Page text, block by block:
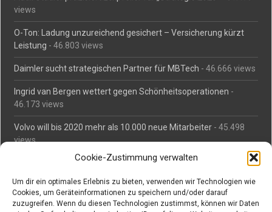
Cookie-Zustimmung verwalten
Um dir ein optimales Erlebnis zu bieten, verwenden wir Technologien wie
Cookies, um Geräteinformationen zu speichern und/oder darauf
zuzugreifen. Wenn du diesen Technologien zustimmst, können wir Daten
views
O-Ton: Ladung unzureichend gesichert – Versicherung kürzt
Leistung - 46.803 views
Daimler sucht strategischen Partner für MBTech - 46.666 views
Ingrid van Bergen wettert gegen Schönheitsoperationen -
46.173 views
Volvo will bis 2020 mehr als 10.000 neue Mitarbeiter - 45.498
views
Mäßiges Interesse an Daimlers MBtech- 44.718 views
O-Ton: Wer muss Schaden für abgedriftete Silvesterraketen
zahlen? - 42.390 views